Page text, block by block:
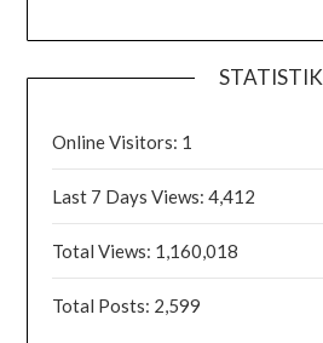
STATISTIK
Online Visitors: 1
Last 7 Days Views:4,412
Total Views: 1,160,018
Total Posts: 2,599